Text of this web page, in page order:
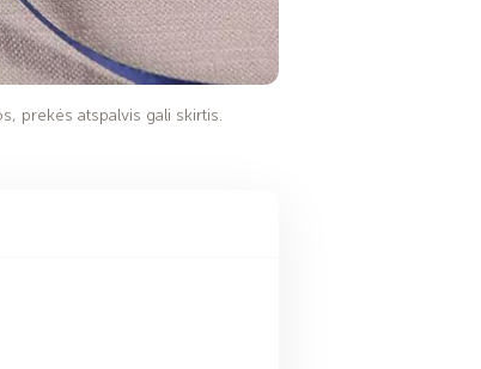
prekės atspalvis gali skirtis.